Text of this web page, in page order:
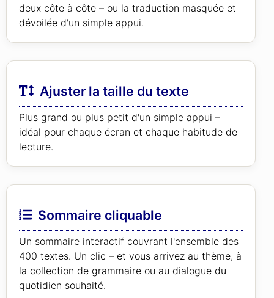
deux côte à côte – ou la traduction masquée et
dévoilée d'un simple appui.
Ajuster la taille du texte
Plus grand ou plus petit d'un simple appui –
idéal pour chaque écran et chaque habitude de
lecture.
Sommaire cliquable
Un sommaire interactif couvrant l'ensemble des
400 textes. Un clic – et vous arrivez au thème, à
la collection de grammaire ou au dialogue du
quotidien souhaité.